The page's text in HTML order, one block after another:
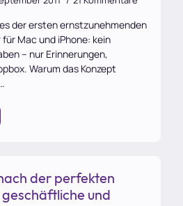
der ersten ernstzunehmenden
Mac und iPhone: kein
– nur Erinnerungen,
Warum das Konzept
der perfekten
und